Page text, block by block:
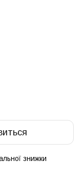
знижки